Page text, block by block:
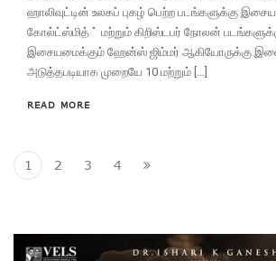
ஹாலிவுட்டின் உலகப் புகழ் பெற்ற படங்களுக்கு
கோல்ட்ஸ்மித்் மற்றும் கிறிஸ்டபர் நோலன்
இசையமைக்கும் ஹேன்ஸ் ஜிம்மர் ஆகியோருக்கு
அடுத்தபடியாக முறையே 10 மற்றும் […]
READ MORE
1 2 3 4